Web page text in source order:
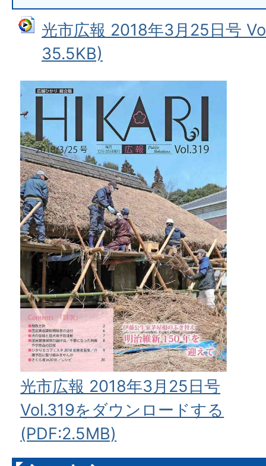
光市広報 2018年3月25日号
35.5KB)
光市広報 2018年3月25日号
Vol.319をダウンロードする
(PDF:2.5MB)